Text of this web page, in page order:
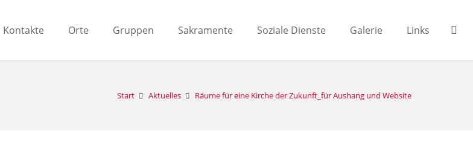
Kontakte Orte Gruppen Sakramente Soziale Dienste Galerie Links
Start Aktuelles Räume für eine Kirche der Zukunft_für Aushang und Website